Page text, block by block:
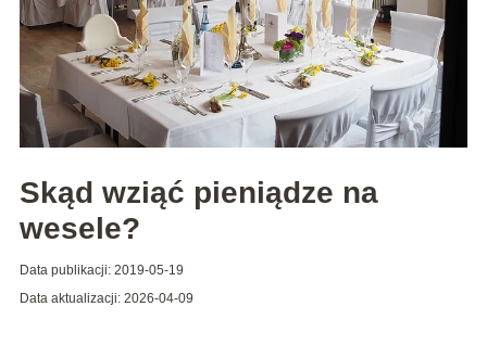
Skąd wziąć pieniądze na
wesele?
Data publikacji: 2019-05-19
Data aktualizacji: 2026-04-09